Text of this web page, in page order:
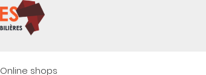
Online shops